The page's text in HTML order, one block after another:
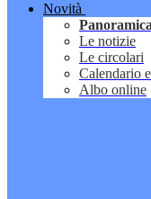
Novità
Panoramica
Le notizie
Le circolari
Calendario
Albo online